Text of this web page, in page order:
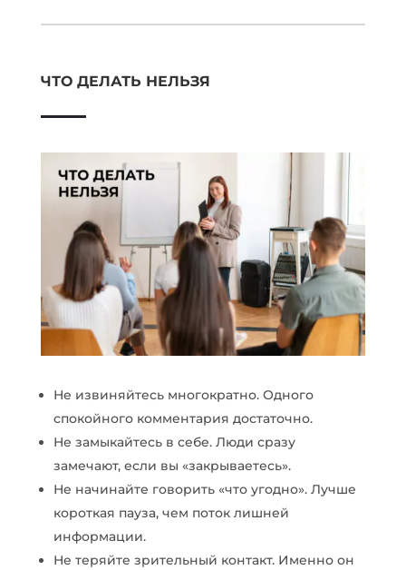
ЧТО ДЕЛАТЬ НЕЛЬЗЯ
Не извиняйтесь многократно. Одного
спокойного комментария достаточно.
Не замыкайтесь в себе. Люди сразу
замечают, если вы «закрываетесь».
Не начинайте говорить «что угодно». Лучше
короткая пауза, чем поток лишней
информации.
Не теряйте зрительный контакт. Именно он